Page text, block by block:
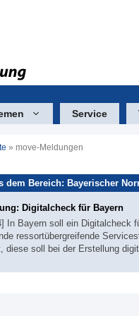
Service
» move-Meldungen
dem Bereich: Bayerischer
Digitalcheck für Bayern
In Bayern soll ein Digitalcheck
ressortübergreifende
diese soll bei der Erstellung